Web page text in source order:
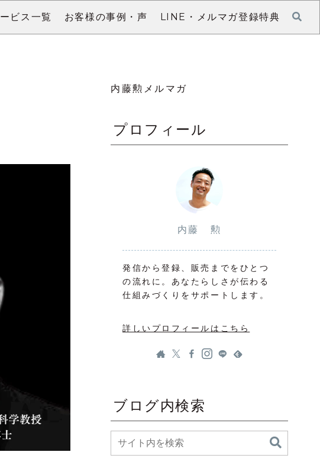
ビス一覧 お客様の事例・声 LINE・メルマガ登録特典
内藤勲メルマガ
プロフィール
内藤 勲
発信から登録、販売までをひとつ
の流れに。あなたらしさが伝わる
仕組みづくりをサポートします。
詳しいプロフィールはこちら
ブログ内検索